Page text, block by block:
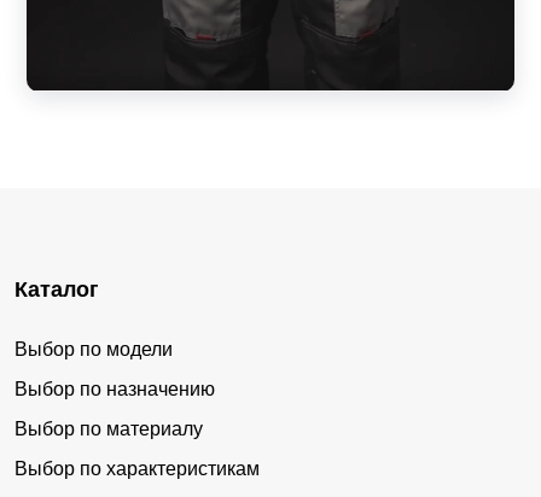
Каталог
Выбор по модели
Выбор по назначению
Выбор по материалу
Выбор по характеристикам